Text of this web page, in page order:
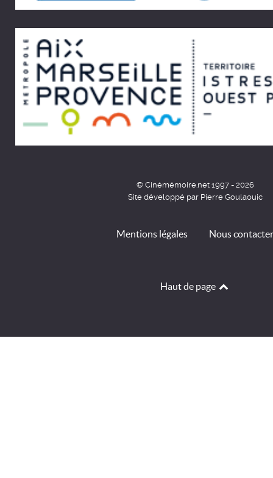
© Cinémémoire.net 1997 - 2026
Site développé par Pierre Goulaouic
Mentions légales Nous contacter
Haut de page